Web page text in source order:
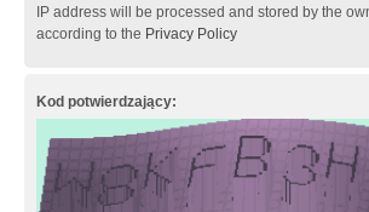
IP address will be processed and stored by the
according to the Privacy Policy
Kod potwierdzający: